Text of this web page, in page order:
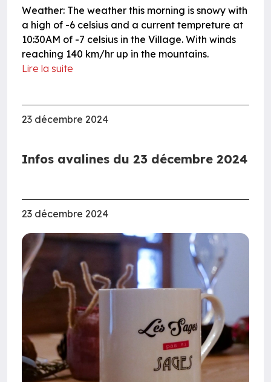
Weather: The weather this morning is snowy with
a high of -6 celsius and a current tempreture at
10:30AM of -7 celsius in the Village. With winds
reaching 140 km/hr up in the mountains.
Lire la suite
23 décembre 2024
Infos avalines du 23 décembre 2024
23 décembre 2024